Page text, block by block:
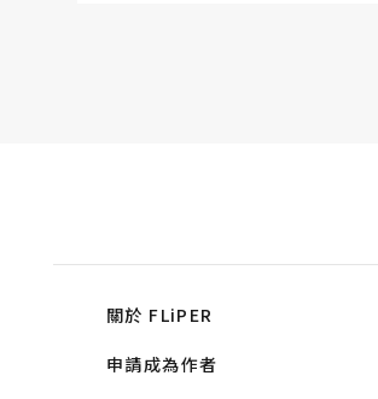
關於 FLiPER
申請成為作者